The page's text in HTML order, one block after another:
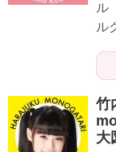
ル
ル
竹
大